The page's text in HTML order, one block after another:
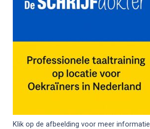
Klik op de afbeelding voor meer informatie